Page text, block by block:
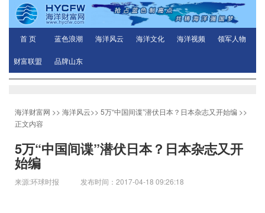
首 页 蓝色浪潮 海洋风云 海洋文化 海洋视频 领军人物
财富联盟 品牌山东
海洋财富网 >> 海洋风云>> 5万“中国间谍”潜伏日本？日本杂志又开始编 >>
正文内容
5万“中国间谍”潜伏日本？日本杂志又开
始编
来源:环球时报 发布时间：2017-04-18 09:26:18